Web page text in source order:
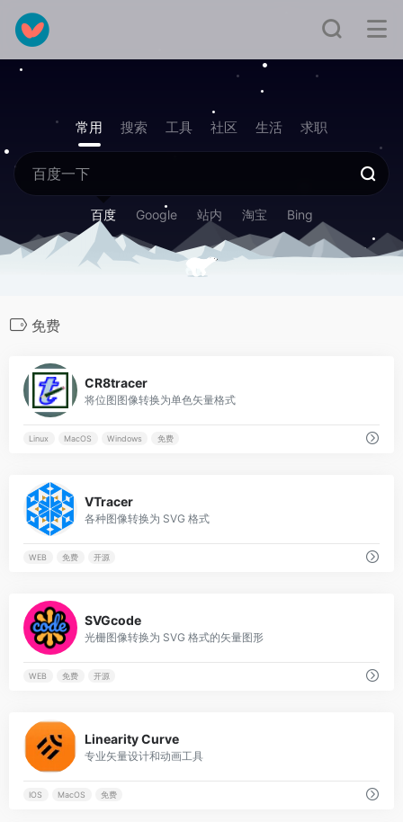
常用 搜索 工具 社区 生活 求职
百度 Google 站内 淘宝 Bing
免费
CR8tracer
将位图图像转换为单色矢量格式
Linux MacOS Windows 免费
VTracer
各种图像转换为 SVG 格式
WEB 免费 开源
SVGcode
光栅图像转换为 SVG 格式的矢量图形
WEB 免费 开源
Linearity Curve
专业矢量设计和动画工具
IOS MacOS 免费